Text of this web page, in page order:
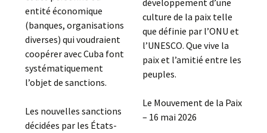
entité économique
(banques, organisations
diverses) qui voudraient
coopérer avec Cuba font
systématiquement
l’objet de sanctions.
Les nouvelles sanctions
décidées par les États-
développement d’une
culture de la paix telle
que définie par l’ONU et
l’UNESCO. Que vive la
paix et l’amitié entre les
peuples.
Le Mouvement de la Paix
– 16 mai 2026